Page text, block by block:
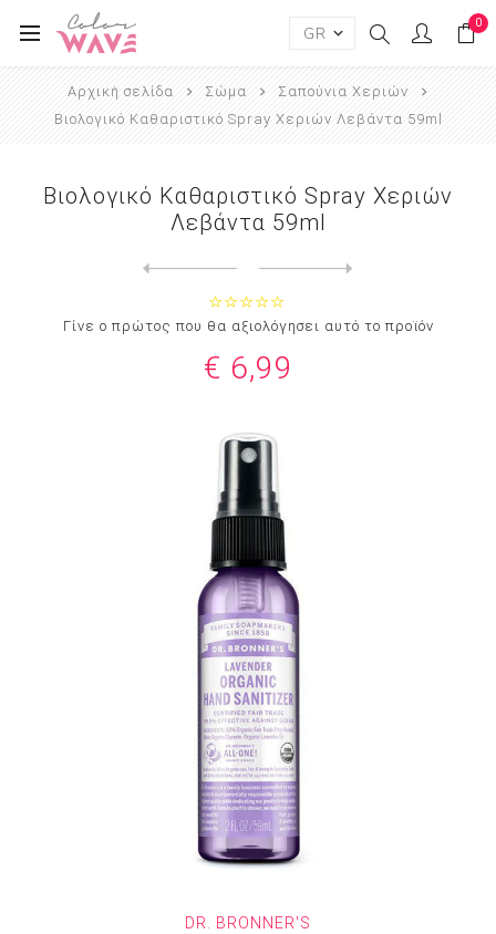
0
Αρχική σελίδα Σώμα
Σαπούνια Χεριών
Βιολογικό Καθαριστικό Spray Χεριών Λεβάντα 59ml
Βιολογικό Καθαριστικό Spray Χεριών
Λεβάντα 59ml
Γίνε ο πρώτος που θα αξιολόγησει αυτό το προϊόν
€ 6,99
DR. BRONNER'S